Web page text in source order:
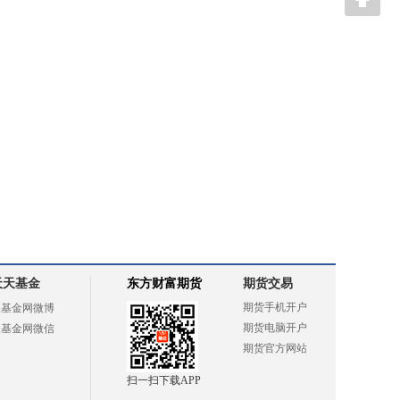
基金
金网微博
金网微信
东方财富期货
扫一扫下载APP
期货交易
期货手机开户
期货电脑开户
期货官方网站